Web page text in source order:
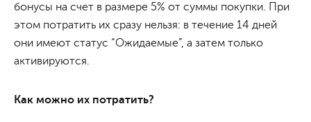
бонусы на счет в размере 5% от суммы покупки. При
этом потратить их сразу нельзя: в течение 14 дней
они имеют статус “Ожидаемые”, а затем только
активируются.
Как можно их потратить?